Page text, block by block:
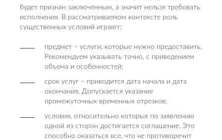
будет признан заключенным, а значит нельзя требовать
исполнения. В рассматриваемом контексте роль
существенных условий играют:
предмет – услуги, которые нужно предоставить.
Рекомендуем указывать точно, с приведением
объема и особенностей;
срок услуг – приводится дата начала и дата
окончания. Допускается указание
промежуточных временных отрезков;
условия, относительно которых по заявлению
одной из сторон достигается соглашение. Это
способно оказаться все, что не противоречит